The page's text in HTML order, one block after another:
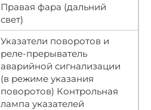
Правая фара (дальний
свет)
Указатели поворотов и
реле-прерыватель
аварийной сигнализации
(в режиме указания
поворотов) Контрольная
лампа указателей